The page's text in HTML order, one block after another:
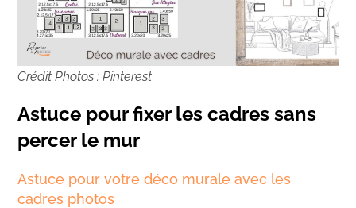
Crédit Photos : Pinterest
Astuce pour fixer les cadres sans
percer le mur
Astuce pour votre déco murale avec les
cadres photos